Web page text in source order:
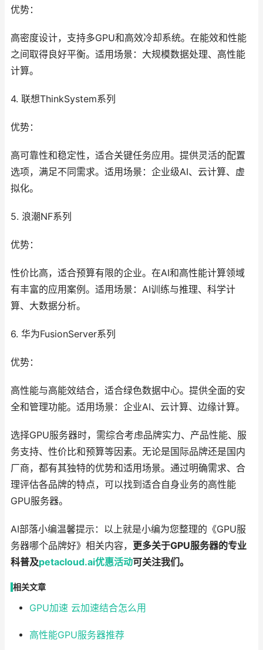
优势：
高密度设计，支持多GPU和高效冷却系统。在能效和性能
之间取得良好平衡。适用场景：大规模数据处理、高性能
计算。
4. 联想ThinkSystem系列
优势：
高可靠性和稳定性，适合关键任务应用。提供灵活的配置
选项，满足不同需求。适用场景：企业级AI、云计算、虚
拟化。
5. 浪潮NF系列
优势：
性价比高，适合预算有限的企业。在AI和高性能计算领域
有丰富的应用案例。适用场景：AI训练与推理、科学计
算、大数据分析。
6. 华为FusionServer系列
优势：
高性能与高能效结合，适合绿色数据中心。提供全面的安
全和管理功能。适用场景：企业AI、云计算、边缘计算。
选择GPU服务器时，需综合考虑品牌实力、产品性能、服
务支持、性价比和预算等因素。无论是国际品牌还是国内
厂商，都有其独特的优势和适用场景。通过明确需求、合
理评估各品牌的特点，可以找到适合自身业务的高性能
GPU服务器。
AI部落小编温馨提示：以上就是小编为您整理的《GPU服
务器哪个品牌好》相关内容，
更多关于GPU服务器的专业
科普及petacloud.ai优惠活动可关注我们。
相关文章
GPU加速 云加速结合怎么用
高性能GPU服务器推荐